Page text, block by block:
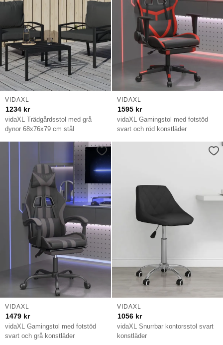
vidaXL Trädgårdsstol med grå
dynor 68x76x79 cm stål
VIDAXL
1234 kr
vidaXL Gamingstol med fotstöd
svart och röd konstläder
VIDAXL
1595 kr
vidaXL Gamingstol med fotstöd
svart och grå konstläder
VIDAXL
1479 kr
vidaXL Snurrbar kontorsstol svart
konstläder
VIDAXL
1056 kr